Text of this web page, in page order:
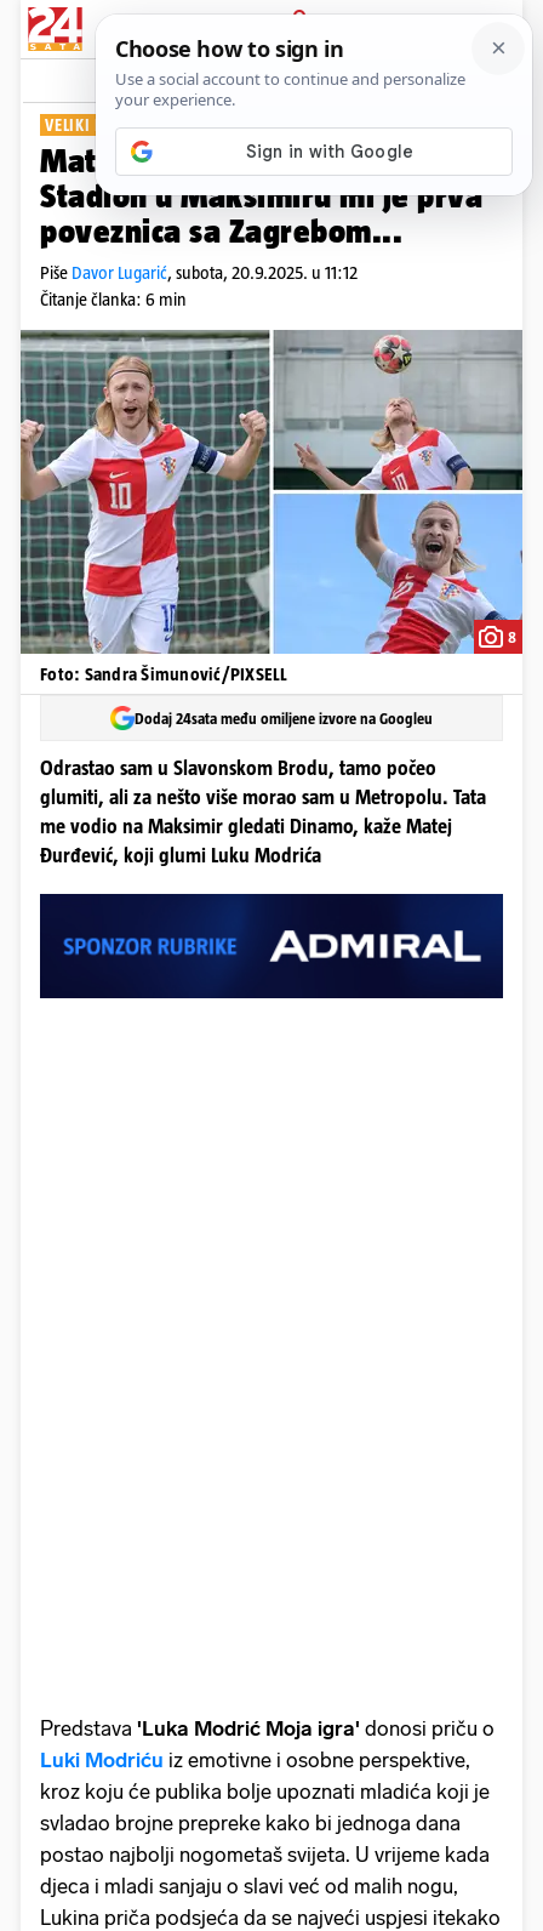
PRIJAVA
Show Komentari
VELIKI INTERVJU
Matej Đurđević nam je otkrio:
Stadion u Maksimiru mi je prva
poveznica sa Zagrebom...
Piše Davor Lugarić, subota, 20.9.2025. u 11:12
Čitanje članka: 6 min
8
Foto: Sandra Šimunović/PIXSELL
Dodaj 24sata među omiljene izvore na Googleu
Odrastao sam u Slavonskom Brodu, tamo počeo
glumiti, ali za nešto više morao sam u Metropolu. Tata
me vodio na Maksimir gledati Dinamo, kaže Matej
Đurđević, koji glumi Luku Modrića
Predstava 'Luka Modrić Moja igra' donosi priču o
Luki Modriću iz emotivne i osobne perspektive,
kroz koju će publika bolje upoznati mladića koji je
svladao brojne prepreke kako bi jednoga dana
postao najbolji nogometaš svijeta. U vrijeme kada
djeca i mladi sanjaju o slavi već od malih nogu,
Lukina priča podsjeća da se najveći uspjesi itekako